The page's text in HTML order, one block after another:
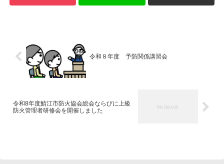
令和８年度 予防関係講習会
令和8年度鯖江市防火協会総会ならびに上級
防火管理者研修会を開催しました